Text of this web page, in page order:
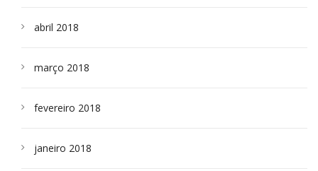
abril 2018
março 2018
fevereiro 2018
janeiro 2018